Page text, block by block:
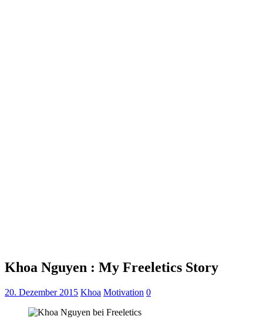
Khoa Nguyen : My Freeletics Story
20. Dezember 2015 Khoa Motivation 0